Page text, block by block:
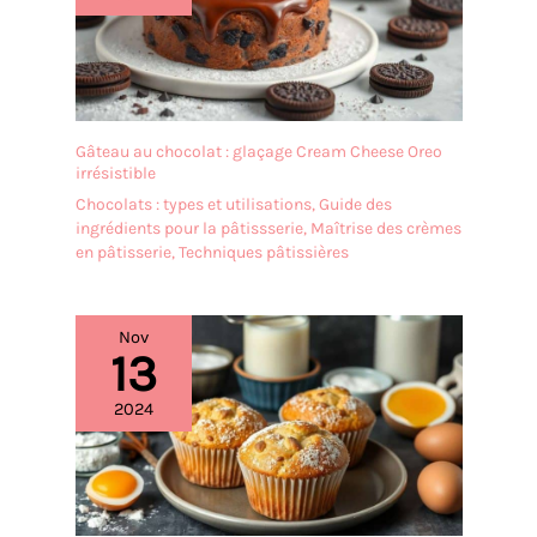
cassés
les couleurs ou les
saveurs entre les
utilisations. Parfaitement
compatible avec les
aliments froids et chauds
sans vous soucier des
éclats, des entailles, des
Passe au micro-ondes et
au lave-vaisselle : les
assiettes de service
et au lave-vaisselle,
peuvent facilement
réchauffer les apéritifs, et
ne seront pas très
chaudes après l'utilisation
du micro-ondes. Que ce
soit avec une sauce
filandreuse ou un dessert
collant, les plateaux
Gâteau au chocolat : glaçage Cream Cheese Oreo
irrésistible
Chocolats : types et utilisations,Guide des
ingrédients pour la pâtissserie, Maîtrise des crèmes
en pâtisserie,Techniques pâtissières
Nov
13
2024